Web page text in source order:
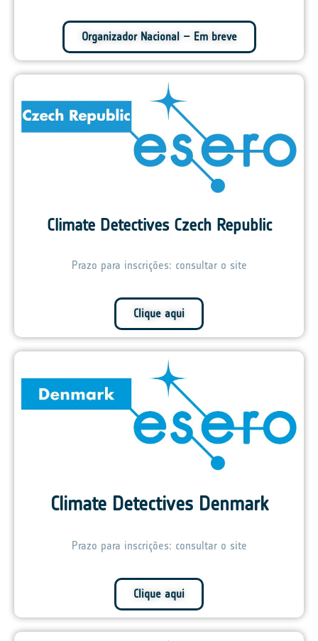
Organizador Nacional – Em breve
Climate Detectives Czech Republic
Prazo para inscrições: consultar o site
Clique aqui
Climate Detectives Denmark
Prazo para inscrições: consultar o site
Clique aqui